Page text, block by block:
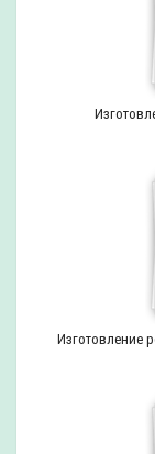
Изготовление